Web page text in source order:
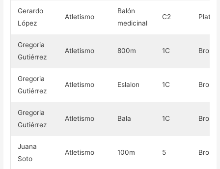
Gerardo
López
Atletismo
Balón
medicinal
C2 Plata
Gregoria
Gutiérrez​
Atletismo 800m 1C
Gregoria
Gutiérrez​
Atletismo Eslalon 1C
Gregoria
Gutiérrez​
Atletismo Bala 1C
Juana
Soto
Atletismo 100m 5